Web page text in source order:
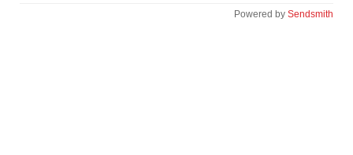
Powered by Sendsmith